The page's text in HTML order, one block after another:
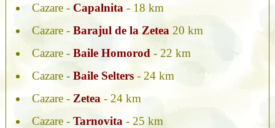
Cazare - Capalnita - 18 km
Cazare - Barajul de la Zetea 20 km
Cazare - Baile Homorod - 22 km
Cazare - Baile Selters- 24 km
Cazare - Zetea - 24 km
Cazare - Tarnovita - 25 km